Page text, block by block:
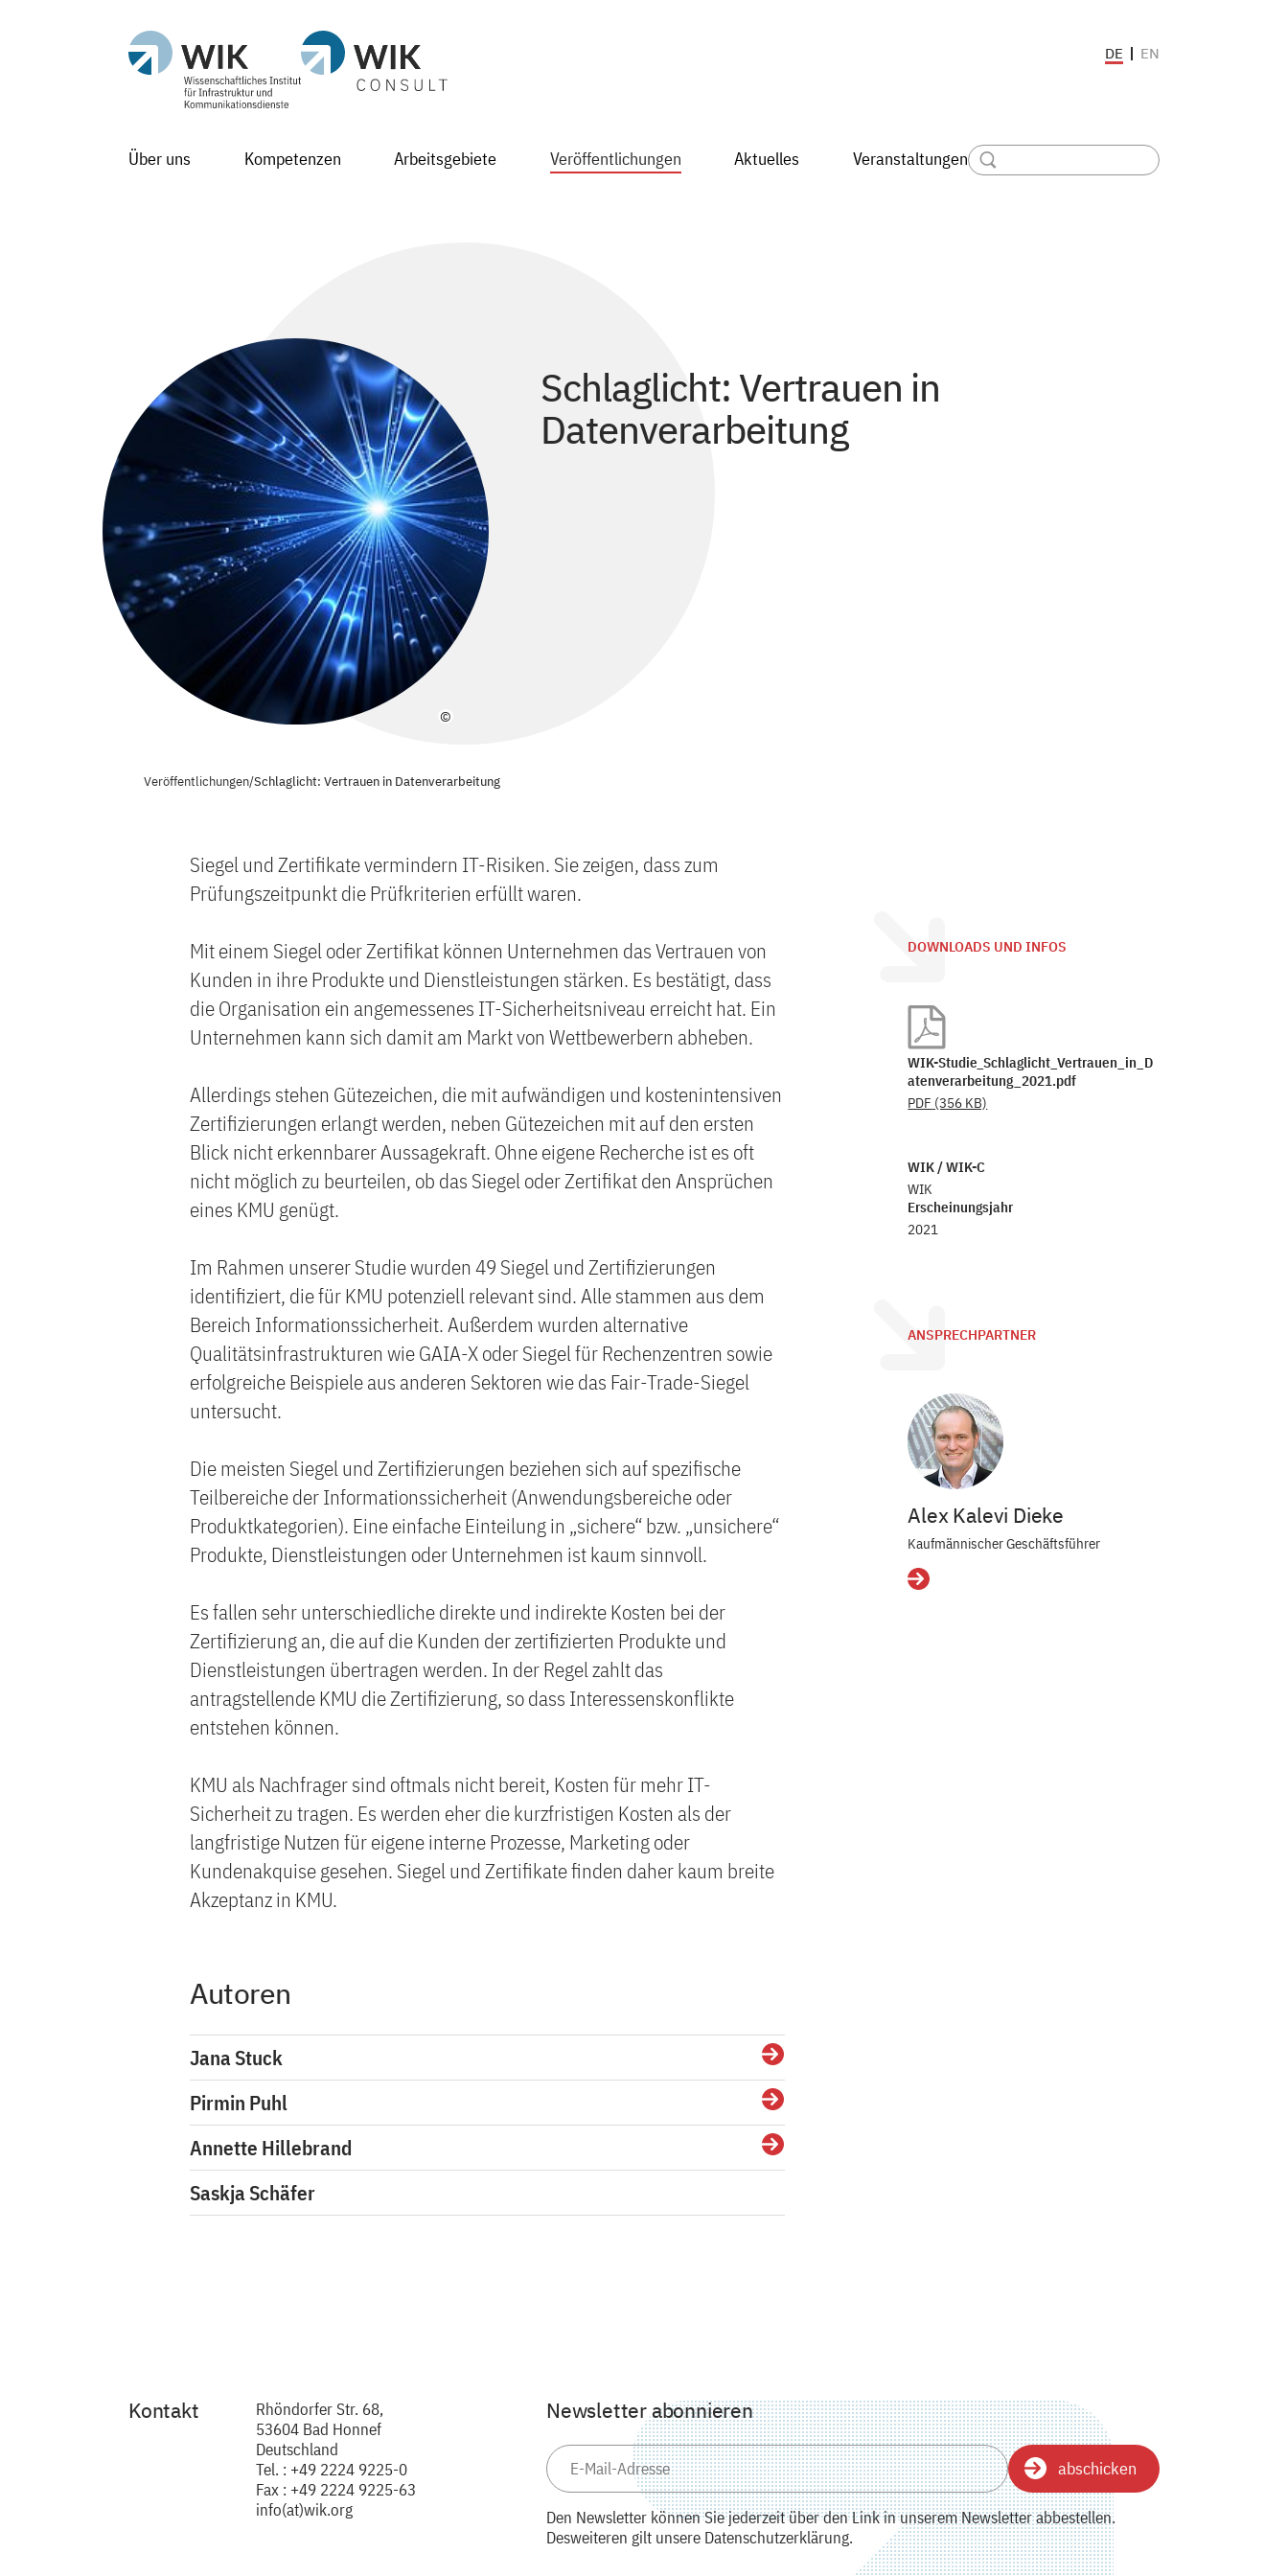
DE EN
Über uns Kompetenzen Arbeitsgebiete Veröffentlichungen Aktuelles Veranstaltungen
©
Schlaglicht: Vertrauen in
Datenverarbeitung
Veröffentlichungen/Schlaglicht: Vertrauen in Datenverarbeitung
Siegel und Zertifikate vermindern IT-Risiken. Sie zeigen, dass zum
Prüfungszeitpunkt die Prüfkriterien erfüllt waren.
Mit einem Siegel oder Zertifikat können Unternehmen das Vertrauen von
Kunden in ihre Produkte und Dienstleistungen stärken. Es bestätigt, dass
die Organisation ein angemessenes IT-Sicherheitsniveau erreicht hat. Ein
Unternehmen kann sich damit am Markt von Wettbewerbern abheben.
Allerdings stehen Gütezeichen, die mit aufwändigen und kostenintensiven
Zertifizierungen erlangt werden, neben Gütezeichen mit auf den ersten
Blick nicht erkennbarer Aussagekraft. Ohne eigene Recherche ist es oft
nicht möglich zu beurteilen, ob das Siegel oder Zertifikat den Ansprüchen
eines KMU genügt.
Im Rahmen unserer Studie wurden 49 Siegel und Zertifizierungen
identifiziert, die für KMU potenziell relevant sind. Alle stammen aus dem
Bereich Informationssicherheit. Außerdem wurden alternative
Qualitätsinfrastrukturen wie GAIA-X oder Siegel für Rechenzentren sowie
erfolgreiche Beispiele aus anderen Sektoren wie das Fair-Trade-Siegel
untersucht.
Die meisten Siegel und Zertifizierungen beziehen sich auf spezifische
Teilbereiche der Informationssicherheit (Anwendungsbereiche oder
Produktkategorien). Eine einfache Einteilung in „sichere“ bzw. „unsichere“
Produkte, Dienstleistungen oder Unternehmen ist kaum sinnvoll.
Es fallen sehr unterschiedliche direkte und indirekte Kosten bei der
Zertifizierung an, die auf die Kunden der zertifizierten Produkte und
Dienstleistungen übertragen werden. In der Regel zahlt das
antragstellende KMU die Zertifizierung, so dass Interessenskonflikte
entstehen können.
KMU als Nachfrager sind oftmals nicht bereit, Kosten für mehr IT-
Sicherheit zu tragen. Es werden eher die kurzfristigen Kosten als der
langfristige Nutzen für eigene interne Prozesse, Marketing oder
Kundenakquise gesehen. Siegel und Zertifikate finden daher kaum breite
Akzeptanz in KMU.
Autoren
Jana Stuck Details
Pirmin Puhl Details
Annette Hillebrand Details
Saskja Schäfer
DOWNLOADS UND INFOS
WIK-Studie_Schlaglicht_Vertrauen_in_D
atenverarbeitung_2021.pdf
PDF (356 KB)
WIK / WIK-C
WIK
Erscheinungsjahr
2021
ANSPRECHPARTNER
Alex Kalevi Dieke
Kaufmännischer Geschäftsführer
Details
Newsletter abonnieren
abschicken
Den Newsletter können Sie jederzeit über den Link in unserem Newsletter abbestellen.
Desweiteren gilt unsere Datenschutzerklärung.
Kontakt
Rhöndorfer Str. 68,
53604 Bad Honnef
Deutschland
Tel. : +49 2224 9225-0
Fax : +49 2224 9225-63
info(at)wik.org